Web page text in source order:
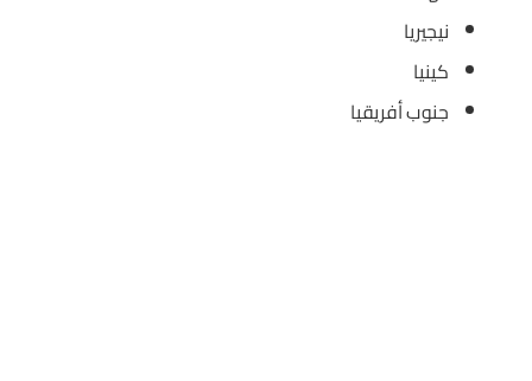
نيجيريا
كينيا
جنوب أفريقيا